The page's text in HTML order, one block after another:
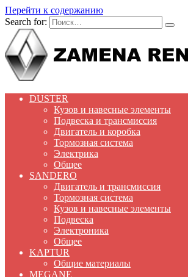
Перейти к содержанию
Search for:
DUSTER
Кузов и навесные элементы
Подвеска и трансмиссия
Двигатель и коробка
Тормозная система
Электрика
Общее
SANDERO
Двигатель и трансмиссия
Тормозная система
Кузов и навесные элементы
Подвеска
Электроника
Общее
KAPTUR
Общие материалы
MEGANE